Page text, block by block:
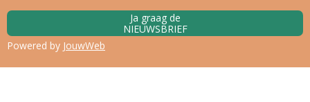
Ja graag de
NIEUWSBRIEF
Powered by JouwWeb